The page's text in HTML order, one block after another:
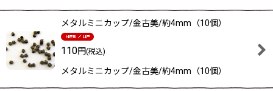
メタルミニカップ/金古美/約4mm（10個）
110円(税込)
メタルミニカップ/金古美/約4mm（10個）